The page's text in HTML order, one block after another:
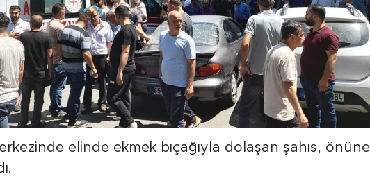
elinde ekmek bıçağıyla dolaşan şahıs, önüne